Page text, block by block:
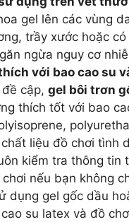
gel lên các vùng
trầy xước hoặc
ngừa nguy cơ
với bao cao su
cập, gel bôi trơn
thích tốt với bao
liệu đồ chơi tình
kiểm tra thông tin
nếu bạn không
dụng gel gốc dầu
su latex và đồ